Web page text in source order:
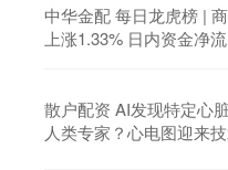
中华金配 每日龙虎榜 |
上涨1.33% 日内资金净
散户配资 AI发现特定心
人类专家？心电图迎来